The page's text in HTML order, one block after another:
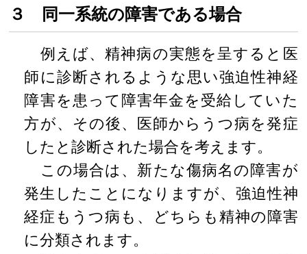
３ 同一系統の障害である場合
例えば、精神病の実態を呈すると医
師に診断されるような思い強迫性神経
障害を患って障害年金を受給していた
方が、その後、医師からうつ病を発症
したと診断された場合を考えます。
この場合は、新たな傷病名の障害が
発生したことになりますが、強迫性神
経症もうつ病も、どちらも精神の障害
に分類されます。